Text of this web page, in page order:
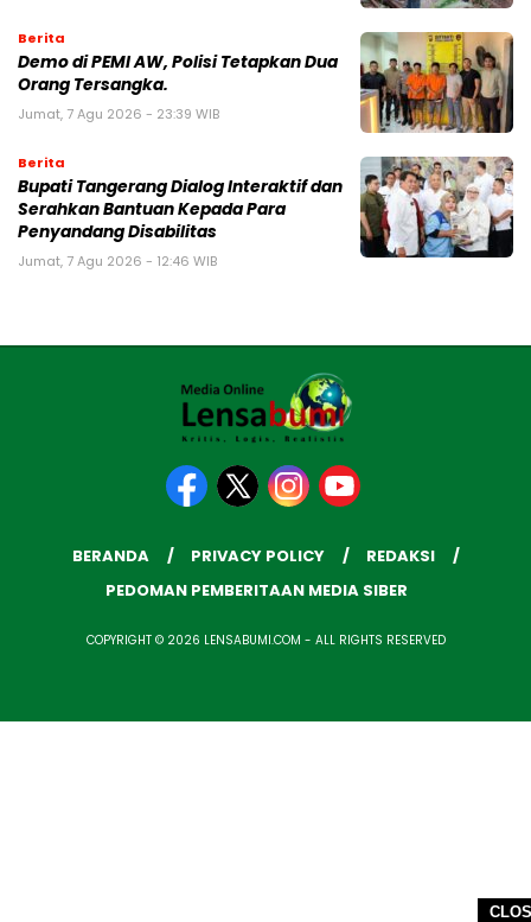
Berita
Demo di PEMI AW, Polisi Tetapkan Dua
Orang Tersangka.
Jumat, 7 Agu 2026 - 23:39 WIB
Berita
Bupati Tangerang Dialog Interaktif dan
Serahkan Bantuan Kepada Para
Penyandang Disabilitas
Jumat, 7 Agu 2026 - 12:46 WIB
BERANDA PRIVACY POLICY
REDAKSI
PEDOMAN PEMBERITAAN MEDIA SIBER
COPYRIGHT © 2026 LENSABUMI.COM - ALL RIGHTS RESERVED